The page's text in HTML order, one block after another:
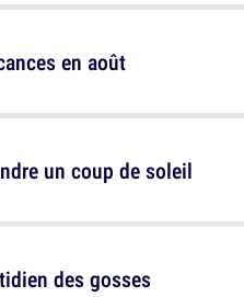
en août
des gosses
un coup de soleil